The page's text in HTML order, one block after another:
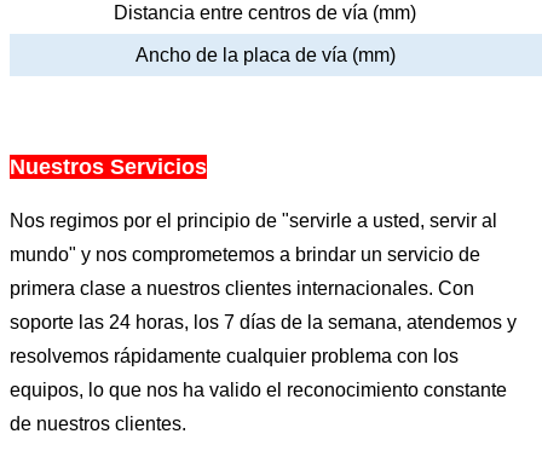
Distancia entre centros de vía (mm)
Ancho de la placa de vía (mm)
Nuestros Servicios
Nos regimos por el principio de "servirle a usted, servir al
mundo" y nos comprometemos a brindar un servicio de
primera clase a nuestros clientes internacionales. Con
soporte las 24 horas, los 7 días de la semana, atendemos y
resolvemos rápidamente cualquier problema con los
equipos, lo que nos ha valido el reconocimiento constante
de nuestros clientes.